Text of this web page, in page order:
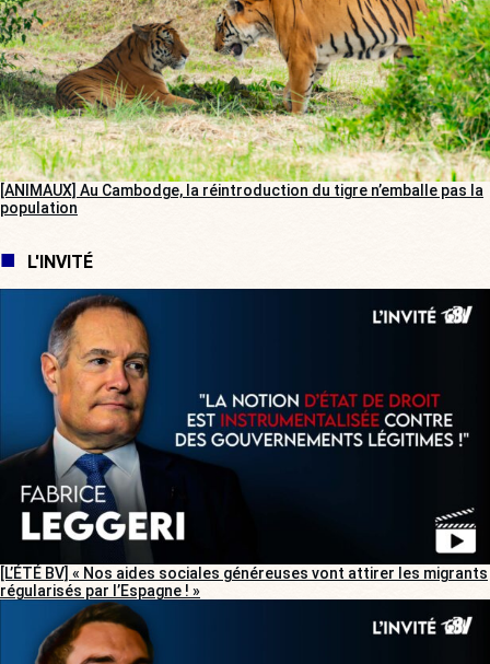
[ANIMAUX] Au Cambodge, la réintroduction du tigre n’emballe pas la
population
L'INVITÉ
[L’ÉTÉ BV] « Nos aides sociales généreuses vont attirer les migrants
régularisés par l’Espagne ! »